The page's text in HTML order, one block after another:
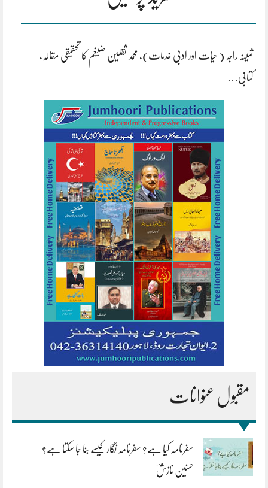
ثمینہ راجہ ( حیات اور ادبی خدمات)، محمد ثقلین ضیغم کا تحقیقی مقالہ،
کتابی…
مقبول عنوانات
سفرنامہ کیا ہے؟ سفرنامہ نگار کیسے بنا جا سکتا ہے؟ –
حسنین نازشؔ